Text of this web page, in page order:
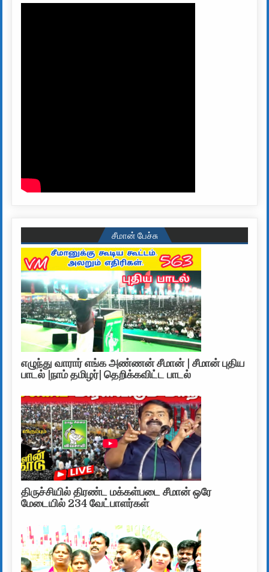
சீமான் பேச்சு
எழுந்து வாரார் எங்க அண்ணன் சீமான் | சீமான் புதிய
பாடல் |நாம் தமிழர்| தெறிக்கவிட்ட பாடல்
திருச்சியில் திரண்ட மக்கள்படை சீமான் ஒரே
மேடையில் 234 வேட்பாளர்கள்